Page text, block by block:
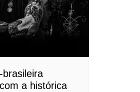
brasileira
a histórica